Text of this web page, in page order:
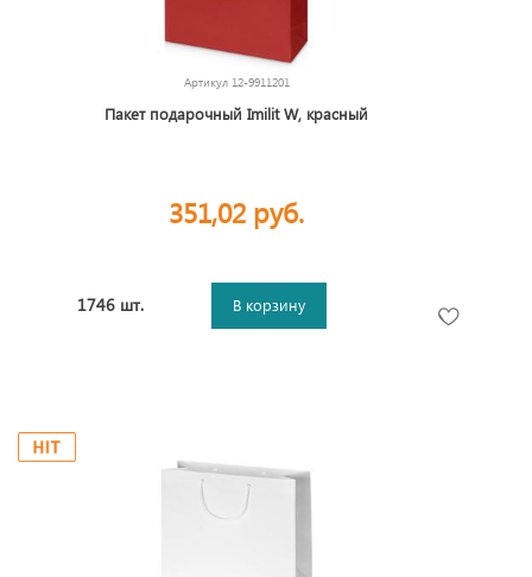
Артикул 12-9911201
Пакет подарочный Imilit W, красный
351,02 руб.
1746 шт. В корзину